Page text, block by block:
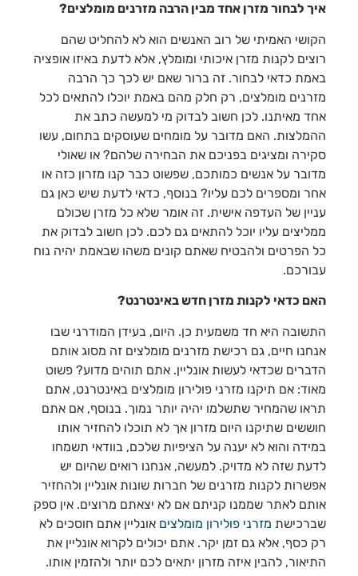
איך לבחור מזרן אחד מבין הרבה מזרנים מומלצים?
הקושי האמיתי של רוב האנשים הוא לא להחליט שהם
רוצים לקנות מזרן איכותי ומומלץ, אלא לדעת באיזו אופציה
באמת כדאי לבחור. זה ברור שאם יש לכך כך הרבה
מזרנים מומלצים, רק חלק מהם באמת יוכלו להתאים לכל
אחד מאיתנו. לכן חשוב לבדוק מי למעשה כתב את
ההמלצות. האם מדובר על מומחים שעוסקים בתחום, עשו
סקירה ומציגים בפניכם את הבחירה שלהם? או שאולי
מדובר על אנשים כמותכם, שפשוט כבר קנו מזרון כזה או
אחר ומספרים לכם עליו? בנוסף, כדאי לדעת שיש כאן גם
עניין של העדפה אישית. זה אומר שלא כל מזרן שכולם
ממליצים עליו יוכל להתאים גם לכם. לכן חשוב לבדוק את
כל הפרטים ולהבטיח שאתם קונים משהו שבאמת יהיה נוח
עבורכם.
האם כדאי לקנות מזרן חדש באינטרנט?
התשובה היא חד משמעית כן. היום, בעידן המודרני שבו
אנחנו חיים, גם רכישת מזרנים מומלצים זה מסוג אותם
הדברים שכדאי לעשות אונליין. אתם תוהים מדוע? פשוט
מאוד: אם תיקנו מזרני פולירון מומלצים באינטרנט, אתם
תראו שהמחיר שתשלמו יהיה יותר נמוך. בנוסף, אם אתם
חוששים שתיקנו היום מזרון אך לא תוכלו להחזיר אותו
במידה והוא לא יענה על הציפיות שלכם, בוודאי תשמחו
לדעת שזה לא מדויק. למעשה, אנחנו רואים שהיום יש
אפשרות לקנות מזרנים של חברות שונות אונליין ולהחזיר
אותם לאתר שממנו קניתם אם לא יצאתם מרוצים. אין ספק
שברכישת מזרני פולירון מומלצים אונליין אתם חוסכים לא
רק כסף, אלא גם זמן יקר. אתם יכולים לקרוא אונליין את
התיאור, להבין איזה מזרון יתאים לכם יותר ולהזמין אותו.